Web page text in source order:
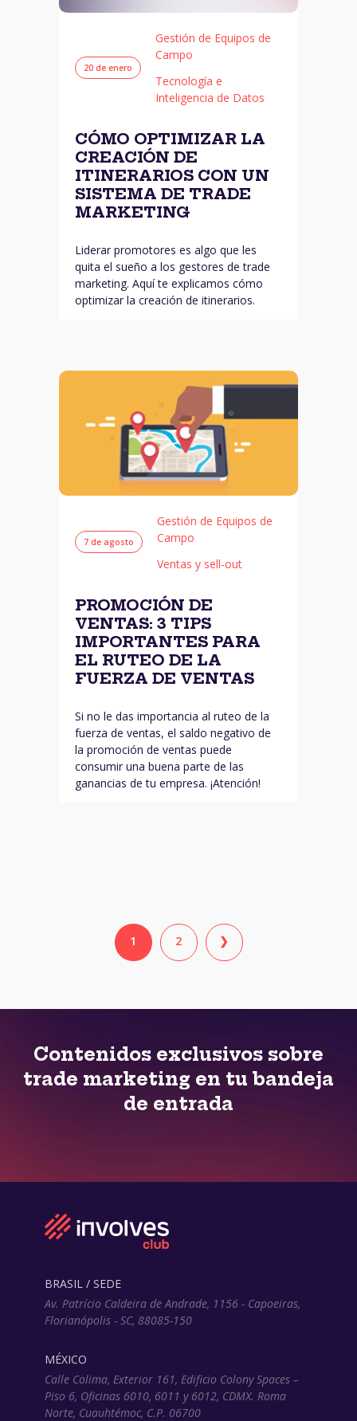
20 de enero
Gestión de Equipos de
Campo
Tecnología e
Inteligencia de Datos
CÓMO OPTIMIZAR LA
CREACIÓN DE
ITINERARIOS CON UN
SISTEMA DE TRADE
MARKETING
Liderar promotores es algo que les
quita el sueño a los gestores de trade
marketing. Aquí te explicamos cómo
optimizar la creación de itinerarios.
7 de agosto
Gestión de Equipos de
Campo
Ventas y sell-out
PROMOCIÓN DE
VENTAS: 3 TIPS
IMPORTANTES PARA
EL RUTEO DE LA
FUERZA DE VENTAS
Si no le das importancia al ruteo de la
fuerza de ventas, el saldo negativo de
la promoción de ventas puede
consumir una buena parte de las
ganancias de tu empresa. ¡Atención!
1 2 ❯
Contenidos exclusivos sobre
trade marketing en tu bandeja
de entrada
BRASIL / SEDE
Av. Patrício Caldeira de Andrade, 1156 - Capoeiras,
Florianópolis - SC, 88085-150
MÉXICO
Calle Colima, Exterior 161, Edificio Colony Spaces –
Piso 6, Oficinas 6010, 6011 y 6012, CDMX. Roma
Norte, Cuauhtémoc, C.P. 06700